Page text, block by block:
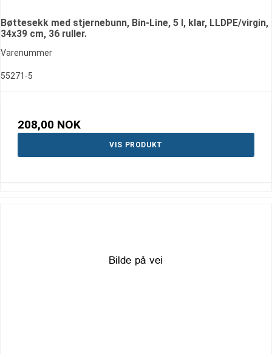
Bøttesekk med stjernebunn, Bin-Line, 5 l, klar, LLDPE/virgin,
34x39 cm, 36 ruller.
Varenummer
55271-5
208,00 NOK
VIS PRODUKT